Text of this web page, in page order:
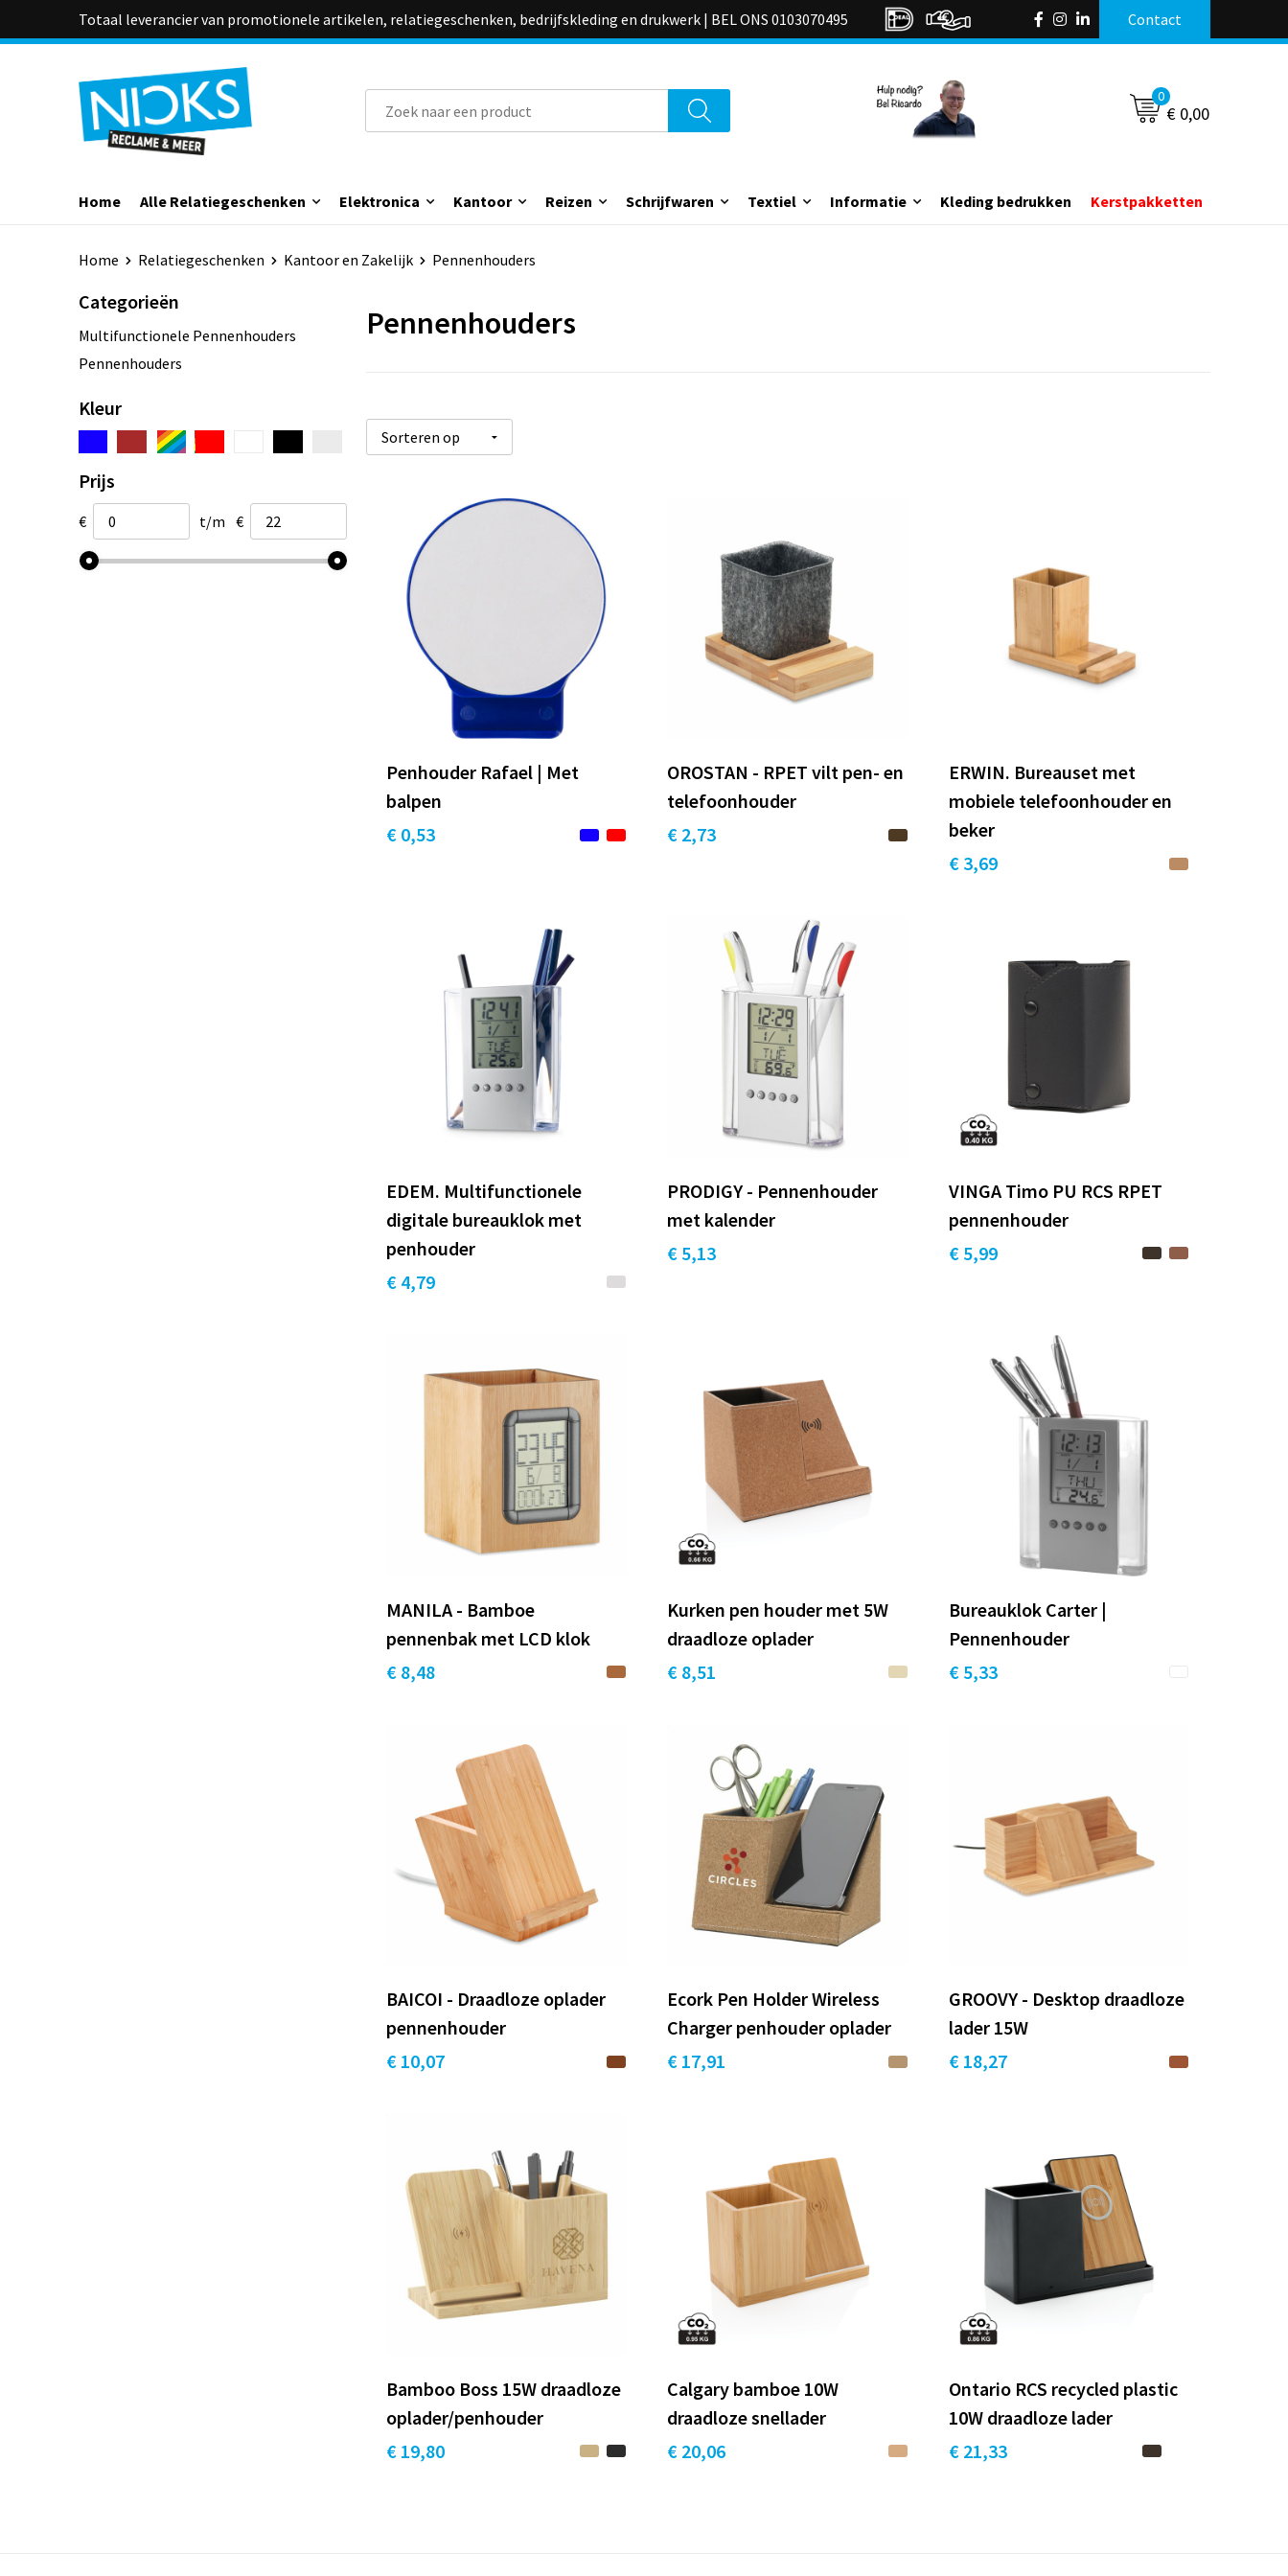
Totaal leverancier van promotionele artikelen, relatiegeschenken, bedrijfskleding en drukwerk | BEL ONS 0103070495 Contact
0
€ 0,00
Home Alle Relatiegeschenken Elektronica Kantoor Reizen Schrijfwaren Textiel Informatie Kleding bedrukken Kerstpakketten
Home Relatiegeschenken Kantoor en Zakelijk Pennenhouders
Categorieën
Multifunctionele Pennenhouders
Pennenhouders
Kleur
Prijs
€ t/m €
Pennenhouders
Penhouder Rafael | Met
balpen
€ 0,53
OROSTAN - RPET vilt pen- en
telefoonhouder
€ 2,73
ERWIN. Bureauset met
mobiele telefoonhouder en
beker
€ 3,69
EDEM. Multifunctionele
digitale bureauklok met
penhouder
€ 4,79
PRODIGY - Pennenhouder
met kalender
€ 5,13
VINGA Timo PU RCS RPET
pennenhouder
€ 5,99
MANILA - Bamboe
pennenbak met LCD klok
€ 8,48
Kurken pen houder met 5W
draadloze oplader
€ 8,51
Bureauklok Carter |
Pennenhouder
€ 5,33
BAICOI - Draadloze oplader
pennenhouder
€ 10,07
Ecork Pen Holder Wireless
Charger penhouder oplader
€ 17,91
GROOVY - Desktop draadloze
lader 15W
€ 18,27
Bamboo Boss 15W draadloze
oplader/penhouder
€ 19,80
Calgary bamboe 10W
draadloze snellader
€ 20,06
Ontario RCS recycled plastic
10W draadloze lader
€ 21,33
Ontvang kortingen en
aanbiedingen
producten en aanbiedingen.